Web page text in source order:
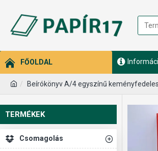
FŐOLDAL
Beírókönyv A/4 egyszínű
TERMÉKEK
Csomagolás